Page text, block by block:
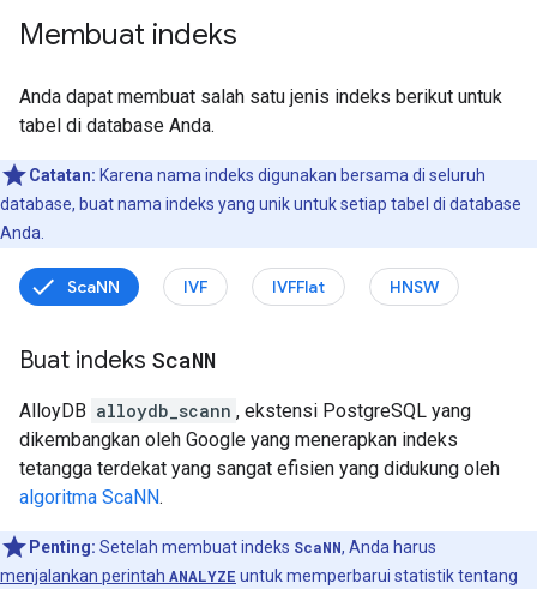
Membuat indeks
Anda dapat membuat salah satu jenis indeks berikut untuk
tabel di database Anda.
Catatan: Karena nama indeks digunakan bersama di seluruh
database, buat nama indeks yang unik untuk setiap tabel di database
Anda.
ScaNN IVF IVFFlat HNSW
Buat indeks ScaNN
AlloyDB alloydb_scann , ekstensi PostgreSQL yang
dikembangkan oleh Google yang menerapkan indeks
tetangga terdekat yang sangat efisien yang didukung oleh
algoritma ScaNN.
Penting: Setelah membuat indeks ScaNN, Anda harus
menjalankan perintah ANALYZE untuk memperbarui statistik tentang